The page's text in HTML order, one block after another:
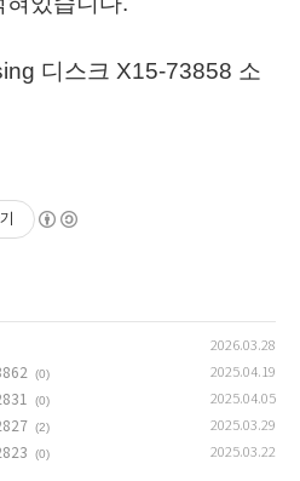
디스크 X15-73858 소
2026.03.28
(0) 2025.04.19
(0) 2025.04.05
(2) 2025.03.29
(0) 2025.03.22